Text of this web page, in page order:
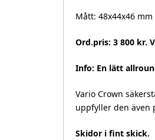
Mått: 48x44x46 mm
Ord.pris: 3 800 kr.
Info: En lätt
Vario Crown
uppfyller den även
Skidor i fint skick.